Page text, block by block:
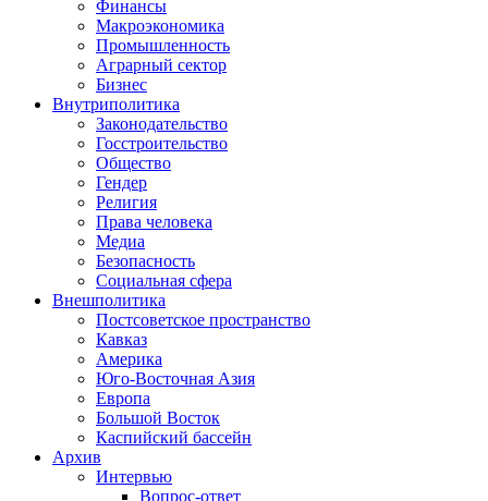
Финансы
Макроэкономика
Промышленность
Аграрный сектор
Бизнес
Внутриполитика
Законодательство
Госстроительство
Общество
Гендер
Религия
Права человека
Медиа
Безопасность
Социальная сфера
Внешполитика
Постсоветское пространство
Кавказ
Америка
Юго-Восточная Азия
Европа
Большой Восток
Каспийский бассейн
Архив
Интервью
Вопрос-ответ